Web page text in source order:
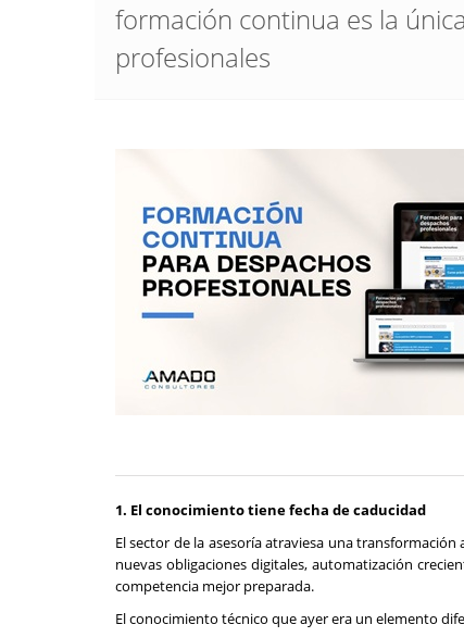
formación continua es la
profesionales
1. El conocimiento tiene fecha de caducidad
El sector de la asesoría atraviesa una
nuevas obligaciones digitales, automatización
competencia mejor preparada.
El conocimiento técnico que ayer era un elemento